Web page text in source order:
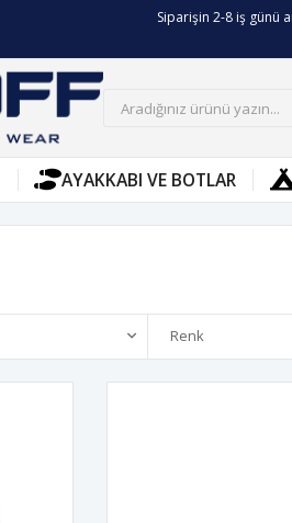
1.000 TL ve
AYAKKABI VE BOTLAR
Renk